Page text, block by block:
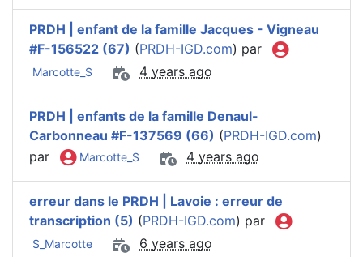
PRDH | enfant de la famille Jacques - Vigneau
#F-156522 (67) (PRDH-IGD.com) par
Marcotte_S 4 years ago
PRDH | enfants de la famille Denaul-
Carbonneau #F-137569 (66) (PRDH-IGD.com)
par
Marcotte_S 4 years ago
erreur dans le PRDH | Lavoie : erreur de
transcription (5) (PRDH-IGD.com) par
S_Marcotte 6 years ago